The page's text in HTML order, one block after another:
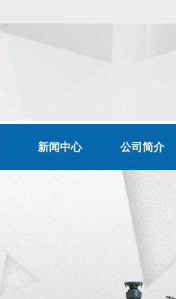
新闻中心 公司简介